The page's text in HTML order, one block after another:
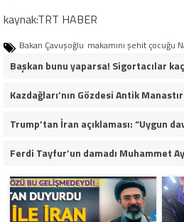
kaynak:TRT HABER
Bakan Çavuşoğlu makamını şehit çocuğu
Başkan bunu yaparsa! Sigortacılar
Ferdi Tayfur’un damadı Muhammet